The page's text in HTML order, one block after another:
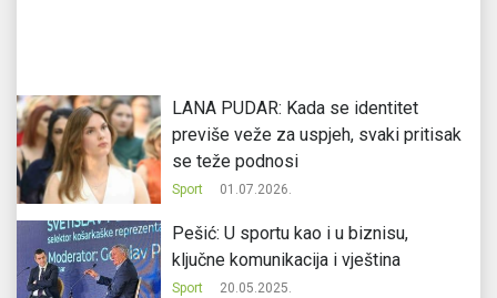
LANA PUDAR: Kada se identitet
previše veže za uspjeh, svaki pritisak
se teže podnosi
Sport 01.07.2026.
Pešić: U sportu kao i u biznisu,
ključne komunikacija i vještina
Sport 20.05.2025.